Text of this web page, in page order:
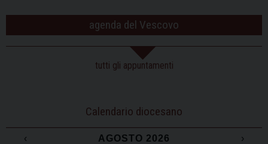
agenda del Vescovo
tutti gli appuntamenti
Calendario diocesano
‹ AGOSTO 2026
›